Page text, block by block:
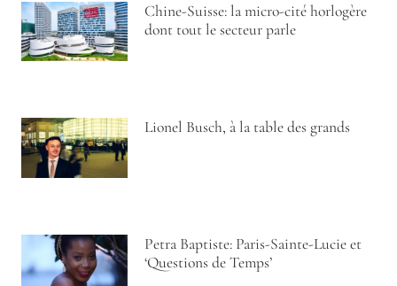
Chine-Suisse: la micro-cité horlogère
dont tout le secteur parle
Lionel Busch, à la table des grands
Petra Baptiste: Paris-Sainte-Lucie et
‘Questions de Temps’